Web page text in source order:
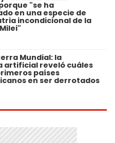
"se ha
en una especie de
incondicional de la
Mundial: la
artificial reveló cuáles
países
en ser derrotados